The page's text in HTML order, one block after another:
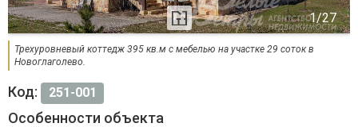
Трехуровневый коттедж 395 кв.м с мебелью на участке 29 соток в
Новоглаголево.
Код: 251-001
Особенности объекта